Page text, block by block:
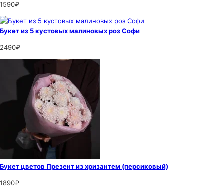
1590₽
Букет из 5 кустовых малиновых роз Софи
2490₽
Букет цветов Презент из хризантем (персиковый)
1890₽